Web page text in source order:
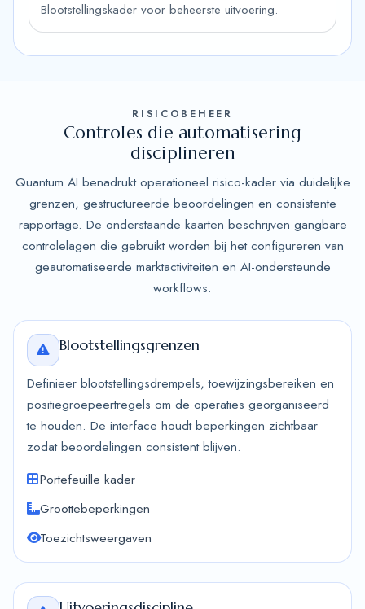
Blootstellingskader voor beheerste uitvoering.
RISICOBEHEER
Controles die automatisering
disciplineren
Quantum AI benadrukt operationeel risico-kader via duidelijke
grenzen, gestructureerde beoordelingen en consistente
rapportage. De onderstaande kaarten beschrijven gangbare
controlelagen die gebruikt worden bij het configureren van
geautomatiseerde marktactiviteiten en AI-ondersteunde
workflows.
Blootstellingsgrenzen
Definieer blootstellingsdrempels, toewijzingsbereiken en
positiegroepeertregels om de operaties georganiseerd
te houden. De interface houdt beperkingen zichtbaar
zodat beoordelingen consistent blijven.
Portefeuille kader
Groottebeperkingen
Toezichtsweergaven